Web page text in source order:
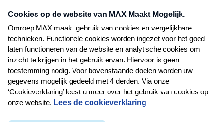
Deze site wordt beschermd door reCAPTCHA en het Googleprivacybeleid.
servicevoorwaarden
© 2026 MAX Maakt Mogelijk
Algemene voorwaarden